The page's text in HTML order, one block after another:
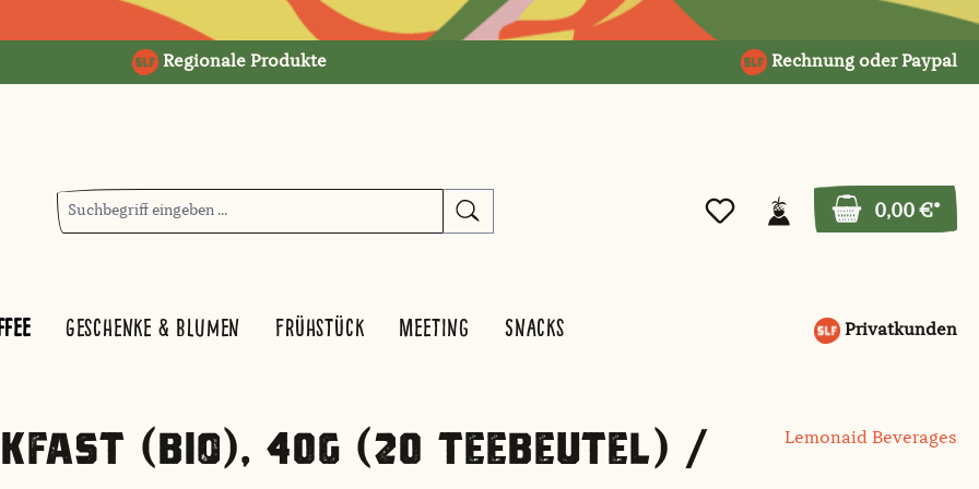
Regionale Produkte Rechnung oder Paypal
0,00 €*
Geschenke & Blumen Frühstück Meeting Snacks Privatkunden
(BIO), 40G (20 TEEBEUTEL) / Lemonaid Beverages